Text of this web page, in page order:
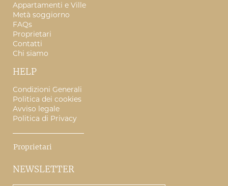
Appartamenti e Ville
Metà soggiorno
FAQs
Proprietari
Contatti
Chi siamo
HELP
Condizioni Generali
Politica dei cookies
Avviso legale
Politica di Privacy
Proprietari
NEWSLETTER